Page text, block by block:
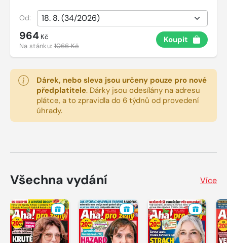
Od:
964 Kč
Na stánku:1066 Kč
Koupit
Dárek, nebo sleva jsou určeny pouze pro nové
předplatitele. Dárky jsou odesílány na adresu
plátce, a to zpravidla do 6 týdnů od provedení
úhrady.
Všechna vydání Více